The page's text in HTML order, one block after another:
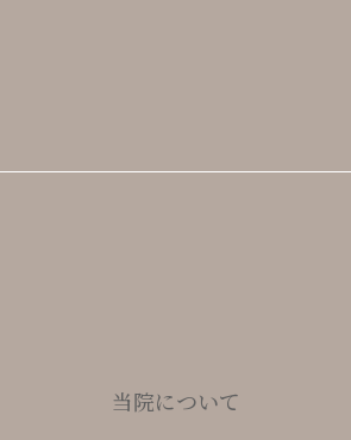
当院について